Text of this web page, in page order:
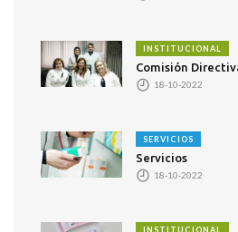
INSTITUCIONAL
Comisión
18-10-2022
SERVICIOS
Servicios
18-10-2022
INSTITUCIONAL